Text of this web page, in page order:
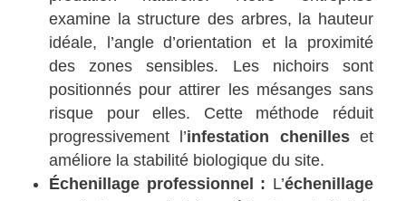
examine la structure des arbres, la hauteur
idéale, l’angle d’orientation et la proximité
des zones sensibles. Les nichoirs sont
positionnés pour attirer les mésanges sans
risque pour elles. Cette méthode réduit
progressivement l’infestation chenilleset
améliore la stabilité biologique du site.
Échenillage professionnel : L’échenillage